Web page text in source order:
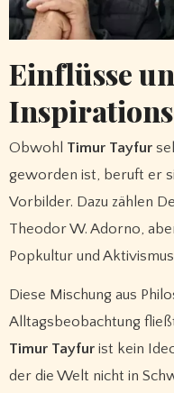
Einflüsse
Obwohl Timur Tayfur
geworden ist, beruft er
Vorbilder. Dazu zählen
Theodor W. Adorno,
Popkultur und
Diese Mischung aus
Alltagsbeobachtung
Timur Tayfurist kein
der die Welt nicht in